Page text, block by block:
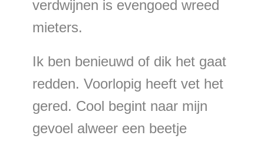
verdwijnen is evengoed wreed
mieters.
Ik ben benieuwd of dik het gaat
redden. Voorlopig heeft vet het
gered. Cool begint naar mijn
gevoel alweer een beetje